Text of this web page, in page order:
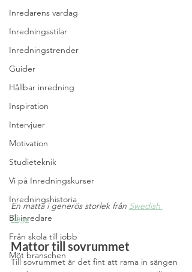
Inredarens vardag
Inredningsstilar
Inredningstrender
Guider
Hållbar inredning
Inspiration
Intervjuer
Motivation
Studieteknik
Vi på Inredningskurser
Inredningshistoria
Bli inredare
Från skola till jobb
Möt branschen
En matta i generös storlek från Swedish
Rags
Mattor till sovrummet
Till sovrummet är det fint att rama in sängen